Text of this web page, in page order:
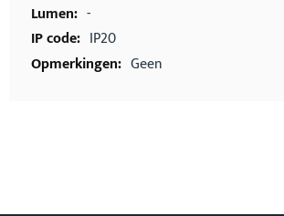
-
IP20
Geen